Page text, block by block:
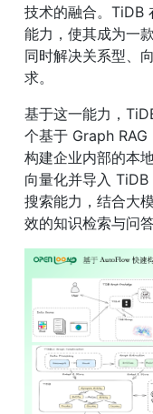
技术的融合。TiDB
能力，使其成为一
同时解决关系型、
求。
基于这一能力，
个基于 Graph
构建企业内部的本
向量化并导入
搜索能力，结合大
效的知识检索与问答